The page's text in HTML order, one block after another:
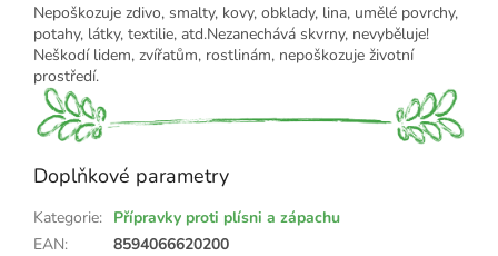
Nepoškozuje zdivo, smalty, kovy, obklady, lina, umělé povrchy,
potahy, látky, textilie, atd.Nezanechává skvrny, nevyběluje!
Neškodí lidem, zvířatům, rostlinám, nepoškozuje životní
prostředí.
Doplňkové parametry
Kategorie: Přípravky proti plísni a zápachu
EAN: 8594066620200